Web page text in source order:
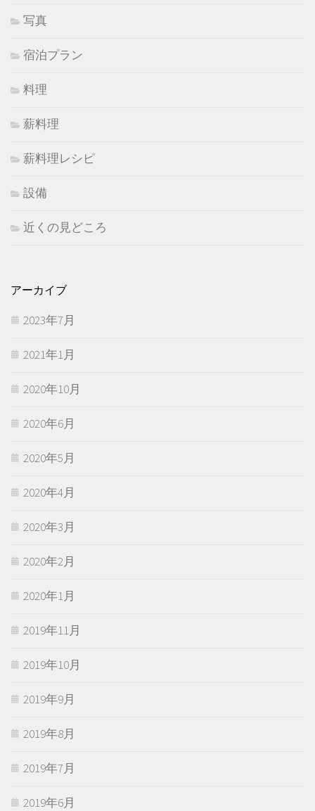
写真
宿泊プラン
料理
薪料理
薪料理レシピ
設備
近くの見どころ
アーカイブ
2023年7月
2021年1月
2020年10月
2020年6月
2020年5月
2020年4月
2020年3月
2020年2月
2020年1月
2019年11月
2019年10月
2019年9月
2019年8月
2019年7月
2019年6月